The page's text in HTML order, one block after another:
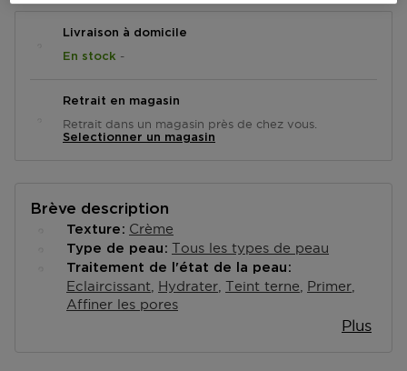
Livraison à domicile
En stock -
Retrait en magasin
Retrait dans un magasin près de chez vous.
Selectionner un magasin
Brève description
Texture Crème
Type de peau Tous les types de peau
Traitement de l'état de la peau
Eclaircissant Hydrater Teint terne Primer
Affiner les pores
Plus